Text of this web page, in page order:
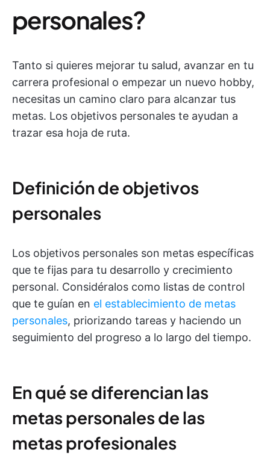
personales?
Tanto si quieres mejorar tu salud, avanzar en tu
carrera profesional o empezar un nuevo hobby,
necesitas un camino claro para alcanzar tus
metas. Los objetivos personales te ayudan a
trazar esa hoja de ruta.
Definición de objetivos
personales
Los objetivos personales son metas específicas
que te fijas para tu desarrollo y crecimiento
personal. Considéralos como listas de control
que te guían en el establecimiento de metas
personales, priorizando tareas y haciendo un
seguimiento del progreso a lo largo del tiempo.
En qué se diferencian las
metas personales de las
metas profesionales